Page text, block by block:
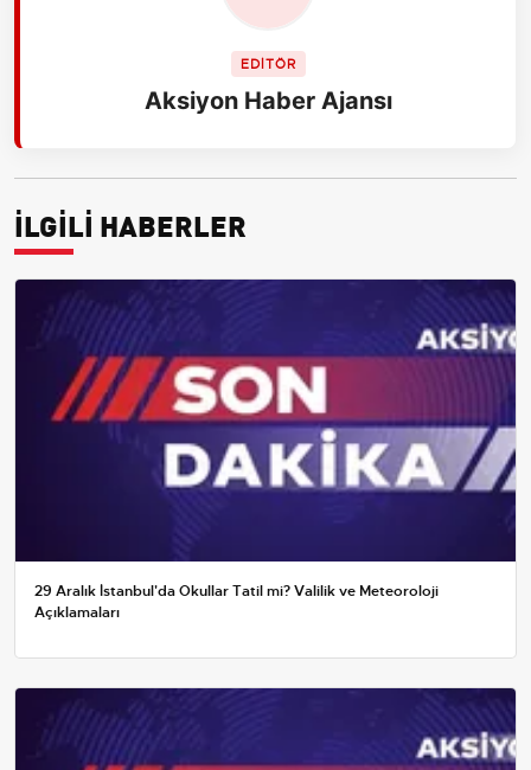
EDİTÖR
Aksiyon Haber Ajansı
İLGİLİ HABERLER
29 Aralık İstanbul'da Okullar Tatil mi? Valilik ve Meteoroloji
Açıklamaları